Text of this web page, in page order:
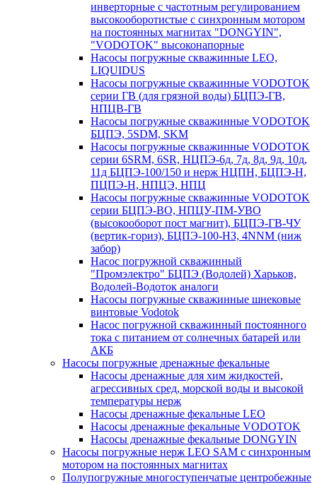
инверторные с частотным регулированием
высокооборотистые с синхронным мотором
на постоянных магнитах "DONGYIN",
"VODOTOK" высоконапорные
Насосы погружные скважинные LEO,
LIQUIDUS
Насосы погружные скважинные VODOTOK
серии ГВ (для грязной воды) БЦПЭ-ГВ,
НПЦВ-ГВ
Насосы погружные скважинные VODOTOK
БЦПЭ, 5SDM, SKM
Насосы погружные скважинные VODOTOK
серии 6SRM, 6SR, НЦПЭ-6д, 7д, 8д, 9д, 10д,
11д БЦПЭ-100/150 и нерж НЦПН, БЦПЭ-Н,
ПЦПЭ-Н, НПЦЭ, НПЦ
Насосы погружные скважинные VODOTOK
серии БЦПЭ-ВО, НПЦУ-ПМ-УВО
(высокооборот пост магнит), БЦПЭ-ГВ-ЧУ
(вертик-гориз), БЦПЭ-100-НЗ, 4NNM (ниж
забор)
Насос погружной скважинный
"Промэлектро" БЦПЭ (Водолей) Харьков,
Водолей-Водоток аналоги
Насосы погружные скважинные шнековые
винтовые Vodotok
Насос погружной скважинный постоянного
тока с питанием от солнечных батарей или
АКБ
Насосы погружные дренажные фекальные
Насосы дренажные для хим жидкостей,
агрессивных сред, морской воды и высокой
температуры нерж
Насосы дренажные фекальные LEO
Насосы дренажные фекальные VODOTOK
Насосы дренажные фекальные DONGYIN
Насосы погружные нерж LEO SAM с синхронным
мотором на постоянных магнитах
Полупогружные многоступенчатые центробежные